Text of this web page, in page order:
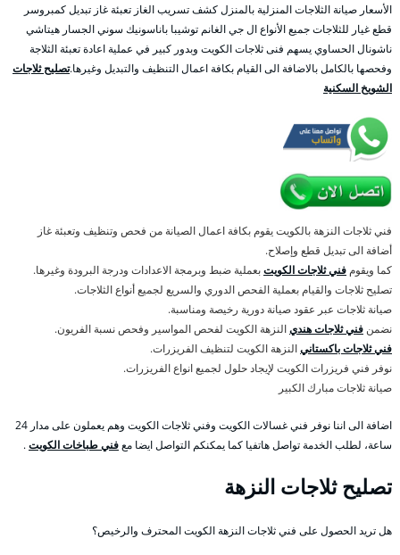
الأسعار صيانة الثلاجات المنزلية بالمنزل كشف تسريب الغاز تعبئة غاز تبديل كمبروسر
قطع غيار للثلاجات جميع الأنواع ال جي الغانم توشيبا باناسونيك سوني الجسار هيتاشي
ناشونال الحساوي يسهم فنى ثلاجات الكويت وبدور كبير في عملية اعادة تعبئة الثلاجة
وفحصها بالكامل بالاضافة الى القيام بكافة اعمال التنظيف والتبديل وغيرها.تصليح ثلاجات
الشويخ السكنية
فني ثلاجات النزهة بالكويت يقوم بكافة اعمال الصيانة من فحص وتنظيف وتعبئة غاز
أضافة الى تبديل قطع وإصلاح.
كما ويقوم فني ثلاجات الكويتبعملية ضبط وبرمجة الاعدادات ودرجة البرودة وغيرها.
تصليح ثلاجات والقيام بعملية الفحص الدوري والسريع لجميع أنواع الثلاجات.
صيانة ثلاجات عبر عقود صيانة دورية رخيصة ومناسبة.
نضمن فني ثلاجات هنديالنزهة الكويت لفحص المواسير وفحص نسبة الفريون.
فني ثلاجات باكستانيالنزهة الكويت لتنظيف الفريزرات.
نوفر فني فريزرات الكويت لإيجاد حلول لجميع انواع الفريزرات.
صيانة ثلاجات مبارك الكبير
اضافة الى اننا نوفر فني غسالات الكويت وفني ثلاجات الكويت وهم يعملون على مدار 24
ساعة، لطلب الخدمة تواصل هاتفيا كما يمكنكم التواصل ايضا معفني طباخات الكويت.
تصليح ثلاجات النزهة
هل تريد الحصول على فني ثلاجات النزهة الكويت المحترف والرخيص؟